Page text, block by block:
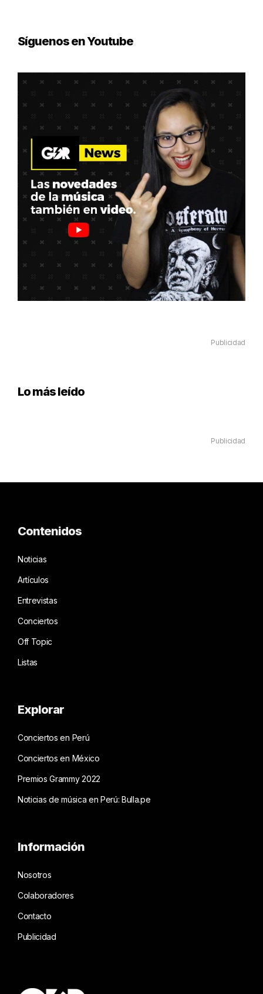
Síguenos en Youtube
Publicidad
Lo más leído
Publicidad
Contenidos
Noticias
Artículos
Entrevistas
Conciertos
Off Topic
Listas
Explorar
Conciertos en Perú
Conciertos en México
Premios Grammy 2022
Noticias de música en Perú: Bulla.pe
Información
Nosotros
Colaboradores
Contacto
Publicidad